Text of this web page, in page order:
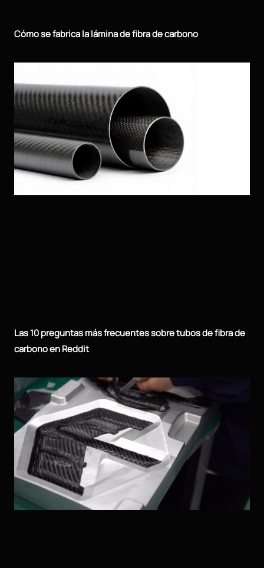
Cómo se fabrica la lámina de fibra de carbono
Las 10 preguntas más frecuentes sobre tubos de fibra de
carbono en Reddit